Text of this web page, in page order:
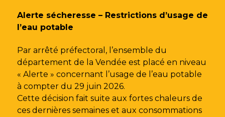
Alerte sécheresse – Restrictions d’usage de
l’eau potable
Par arrêté préfectoral, l’ensemble du
département de la Vendée est placé en niveau
« Alerte » concernant l’usage de l’eau potable
à compter du 29 juin 2026.
Cette décision fait suite aux fortes chaleurs de
ces dernières semaines et aux consommations